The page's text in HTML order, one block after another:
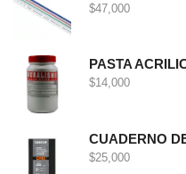
$47,000
$14,000
CUADERNO
$25,000